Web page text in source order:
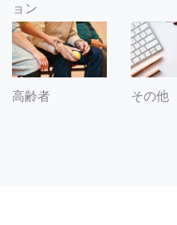
ョン
高齢者 その他